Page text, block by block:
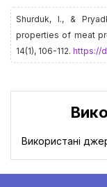
Shurduk, І., &
properties of meat
14(1), 106-112. https://
Використані